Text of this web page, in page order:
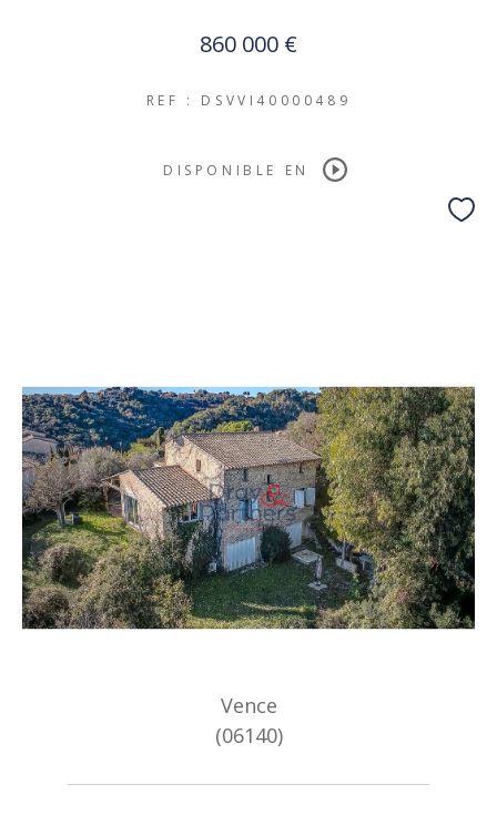
860 000 €
REF : DSVVI40000489
DISPONIBLE EN
Vence
(06140)